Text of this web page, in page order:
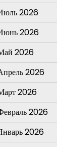
2026
2026
2026
2026
2026
2026
2026